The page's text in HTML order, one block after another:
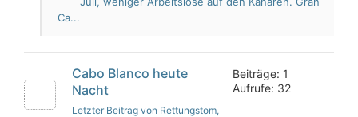
Ca...
Cabo Blanco heute
Nacht
Letzter Beitrag von Rettungstom,
Beiträge: 1
Aufrufe: 32